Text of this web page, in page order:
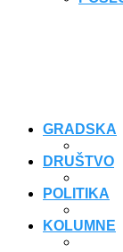
GRADSKA
DRUŠTVO
POLITIKA
KOLUMNE